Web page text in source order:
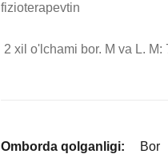
fizioterapevtin
2 xil o'lchami bor. M va L.
Omborda qolganligi: Bor